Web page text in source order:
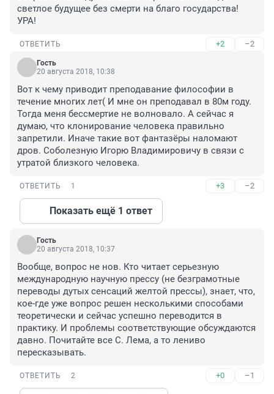
светлое будущее без смерти на благо государства!
УРА!
ОТВЕТИТЬ +2 –2
Гость
20 августа 2018, 10:38
Вот к чему приводит преподавание философии в
течение многих лет( И мне он преподавал в 80м году.
Тогда меня бессмертие не волновало. А сейчас я
думаю, что клонирование человека правильно
запретили. Иначе такие вот фантазёры наломают
дров. Соболезную Игорю Владимировичу в связи с
утратой близкого человека.
ОТВЕТИТЬ 1 +3 –2
Показать ещё 1 ответ
Гость
20 августа 2018, 10:37
Вообще, вопрос не нов. Кто читает серьезную
международную научную прессу (не безграмотные
переводы дутых сенсаций желтой прессы), знает, что,
кое-где уже вопрос решен несколькими способами
теоретически и сейчас успешно переводится в
практику. И проблемы соответствующие обсуждаются
давно. Почитайте все С. Лема, а то лениво
пересказывать.
ОТВЕТИТЬ 2 +0 –1